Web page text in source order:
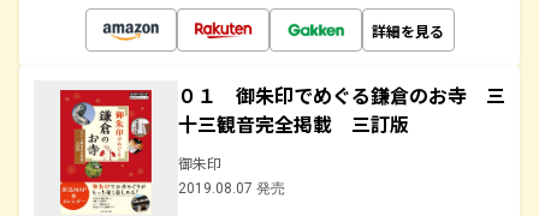
詳細を見る
０１ 御朱印でめぐる鎌倉のお寺 三
十三観音完全掲載 三訂版
御朱印
2019.08.07 発売